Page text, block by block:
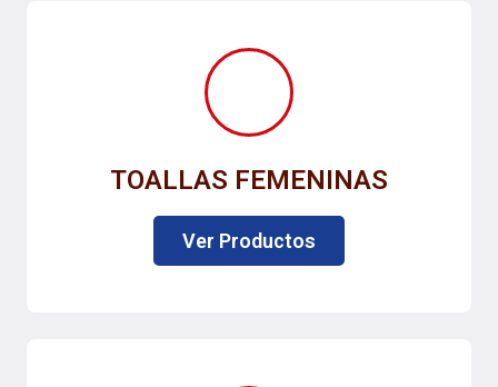
TOALLAS FEMENINAS
Ver Productos